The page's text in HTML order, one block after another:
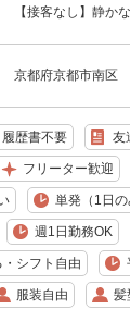
【接客なし】静か
京都府京都市南区
履歴書不要 友
フリーター歓迎
単発（1日の
週1日勤務OK
シフト自由
服装自由 髪